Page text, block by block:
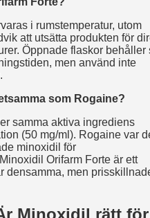
i rumstemperatur, utom
att utsätta produkten för
Öppnade flaskor behåller
men använd inte
som Rogaine?
samma aktiva ingrediens
(50 mg/ml). Rogaine var
minoxidil för
Orifarm Forte är ett
densamma, men
Minoxidil rätt för